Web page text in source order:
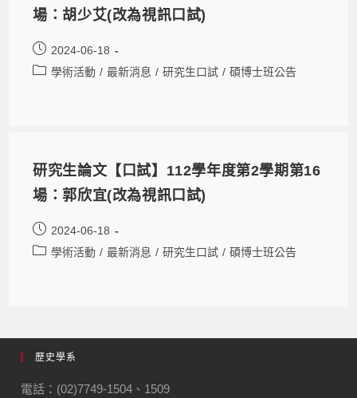
場：胡少艾(改為視訊口試)
2024-06-18
學術活動 / 最新消息 / 研究生口試 / 碩博士班公告
研究生論文【口試】112學年度第2學期第16
場：郭欣宜(改為視訊口試)
2024-06-18
學術活動 / 最新消息 / 研究生口試 / 碩博士班公告
歷史學系
電話：(02)7749-1504、1509